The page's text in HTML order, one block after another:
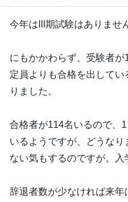
今年はIII期試験はありませ
にもかかわらず、受験者が
定員よりも合格を出して
りました。
合格者が114名いるので、
いるようですが、どうな
ない気もするのですが。入
辞退者数が少なければ来